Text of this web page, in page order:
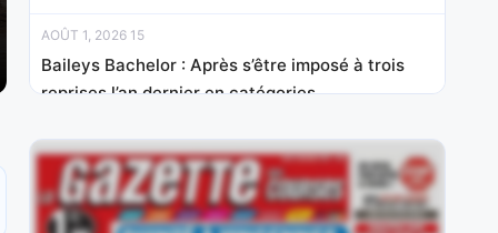
AOÛT 1, 2026 15
Baileys Bachelor : Après s’être imposé à trois
reprises l’an dernier en catégories
JUILLET 31, 2026 20
Hello Avenue : Elle a tenté sa chance sans
succès dans le Prix